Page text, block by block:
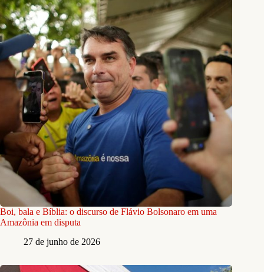
Boi, bala e Bíblia: o discurso de Flávio Bolsonaro em uma
Amazônia em disputa
27 de junho de 2026